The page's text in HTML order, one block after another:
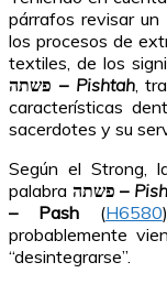
párrafos revisar
los procesos de
textiles, de los
פשתה – Pishtah,
características
sacerdotes y su
Según el Strong,
palabra
פשתה –
– Pash(H6580
probablemente
“desintegrarse”.